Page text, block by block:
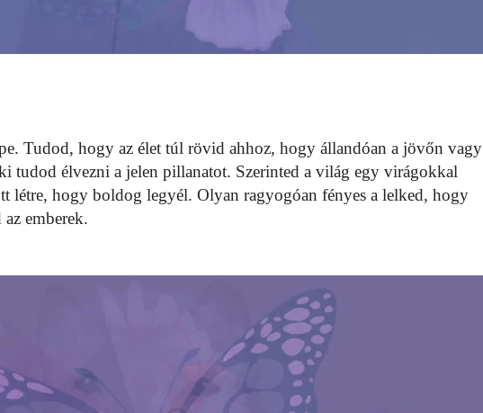
Tudod, hogy az élet túl rövid ahhoz, hogy állandóan a jövőn vagy
tudod élvezni a jelen pillanatot. Szerinted a világ egy virágokkal
létre, hogy boldog legyél. Olyan ragyogóan fényes a lelked, hogy
emberek.